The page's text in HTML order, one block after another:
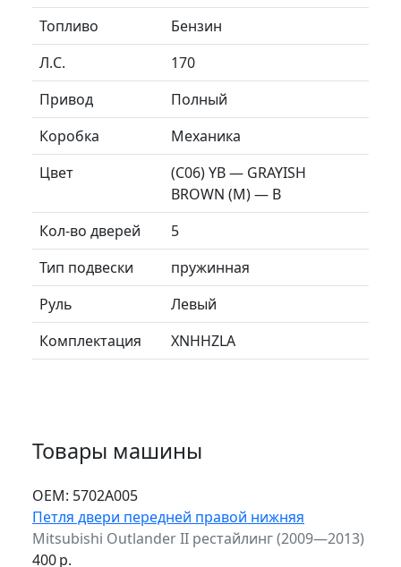
Топливо
Бензин
Л.C.
170
Привод
Полный
Коробка
Механика
Цвет
(C06) YB — GRAYISH
BROWN (M) — B
Кол-во дверей
5
Тип подвески
пружинная
Руль
Левый
Комплектация
XNHHZLA
Товары машины
ОЕМ: 5702A005
Петля двери передней правой нижняя
Mitsubishi Outlander II рестайлинг (2009—2013)
400р.